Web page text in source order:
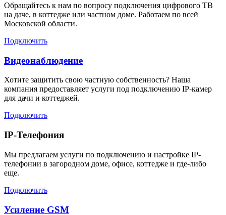
Обращайтесь к нам по вопросу подключения цифрового ТВ
на даче, в коттедже или частном доме. Работаем по всей
Московской области.
Подключить
Видеонаблюдение
Хотите защитить свою частную собственность? Наша
компания предоставляет услуги под подключению IP-камер
для дачи и коттеджей.
Подключить
IP-Телефония
Мы предлагаем услуги по подключению и настройке IP-
телефонии в загородном доме, офисе, коттедже и где-либо
еще.
Подключить
Усиление GSM